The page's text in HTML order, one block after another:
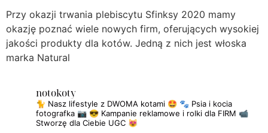
Przy okazji trwania plebiscytu Sfinksy 2020 mamy
okazję poznać wiele nowych firm, oferujących wysokiej
jakości produkty dla kotów. Jedną z nich jest włoska
marka Natural
notokoty
🐈 Nasz lifestyle z DWOMA kotami 🤩 🐾 Psia i kocia
fotografka 📷 😎 Kampanie reklamowe i rolki dla FIRM 📹
Stworzę dla Ciebie UGC 😻